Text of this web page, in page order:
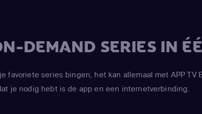
DEMAND SERIES IN
favoriete series bingen, het kan allemaal met APP TV
je nodig hebt is de app en een internetverbinding.